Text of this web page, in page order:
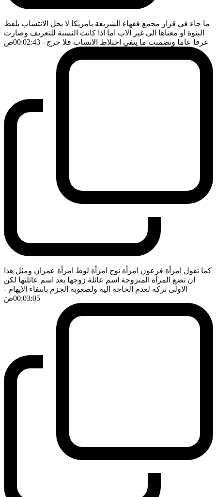
ما جاء في قرار مجمع فقهاء الشريعة بامريكا لا يحل الانتساب بلفظ
البنوة او معناها الى غير الاب اما اذا كانت النسبة للتعريف وصارت
عرفا عاما وتضمنت ما ينفي اختلاط الانساب فلا حرج - 00:02:43 ضَ
كما تقول امرأة فرعون امرأة نوح امرأة لوط امرأة عمران ومثل هذا
ان تضع المرأة المتزوجة اسم عائلة زوجها بعد اسم عائلتها لكن
الاولى تركه لعدم الحاجة اليه ولصعوبة الجزم بانتفاء الايهام -
00:03:05ضَ